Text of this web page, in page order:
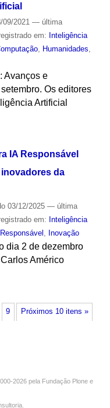
2021 — última
em: Inteligência
, Humanidades
Avanços e
Os editores
Artificial
IA Responsável
da
03/12/2025 — última
em: Inteligência
, Inovação
dia 2 de dezembro
Américo
Próximos 10 itens »
9
2026 pela Fundação Plone e